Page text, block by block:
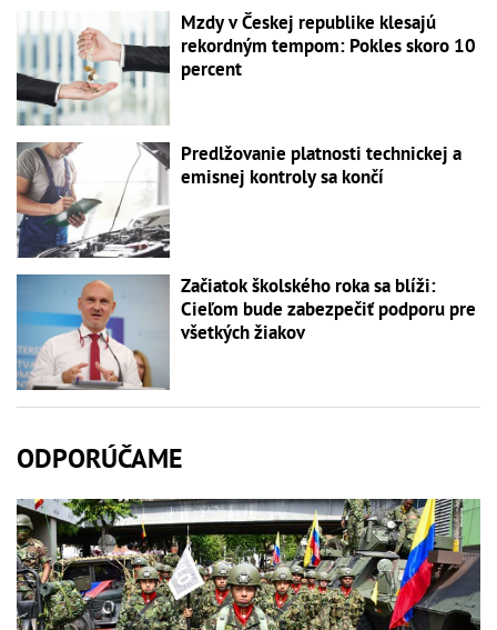
Mzdy v Českej republike klesajú
rekordným tempom: Pokles skoro 10
percent
Predlžovanie platnosti technickej a
emisnej kontroly sa končí
Začiatok školského roka sa blíži:
Cieľom bude zabezpečiť podporu pre
všetkých žiakov
ODPORÚČAME